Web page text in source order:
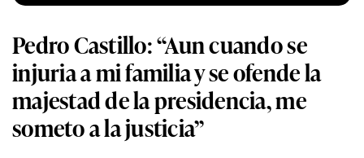
Pedro Castillo: “Aun cuando se
injuria a mi familia y se ofende la
majestad de la presidencia, me
someto a la justicia”